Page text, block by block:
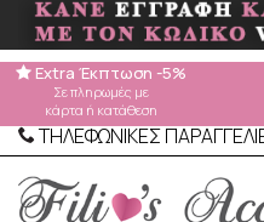
ΤΗΛΕΦΩΝΙΚΕΣ
Extra Έκπτωση -5%
Σε πληρωμές με
κάρτα ή κατάθεση